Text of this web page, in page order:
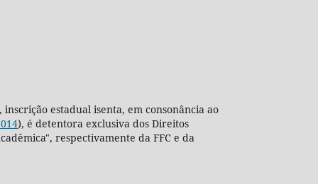
inscrição estadual isenta, em consonância ao
), é detentora exclusiva dos Direitos
respectivamente da FFC e da